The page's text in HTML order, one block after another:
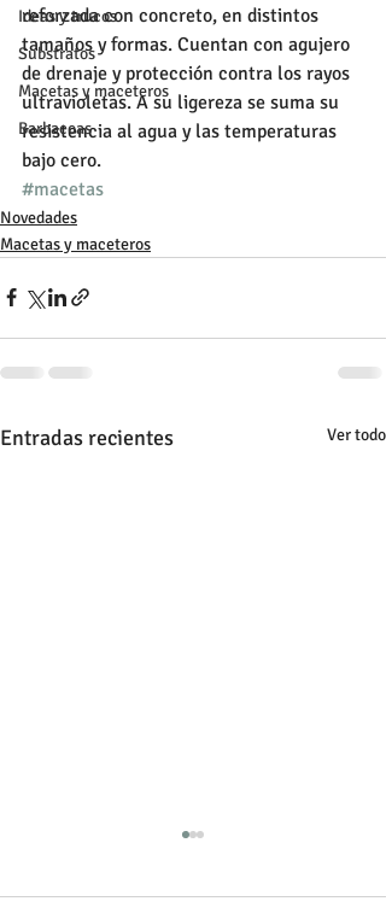
Ideas y trucos
Substratos
Macetas y maceteros
Barbacoas
reforzada con concreto, en distintos
tamaños y formas. Cuentan con agujero
de drenaje y protección contra los rayos
ultravioletas. A su ligereza se suma su
resistencia al agua y las temperaturas
bajo cero.
#macetas
Novedades
Macetas y maceteros
Entradas recientes Ver todo